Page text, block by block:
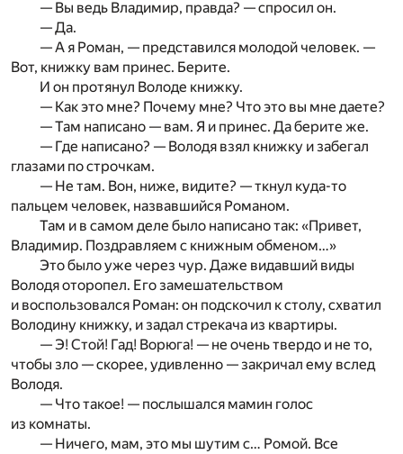
— Вы ведь Владимир, правда? — спросил он.
— Да.
— А я Роман, — представился молодой человек. —
Вот, книжку вам принес. Берите.
И он протянул Володе книжку.
— Как это мне? Почему мне? Что это вы мне даете?
— Там написано — вам. Я и принес. Да берите же.
— Где написано? — Володя взял книжку и забегал
глазами по строчкам.
— Не там. Вон, ниже, видите? — ткнул куда-то
пальцем человек, назвавшийся Романом.
Там и в самом деле было написано так: «Привет,
Владимир. Поздравляем с книжным обменом…»
Это было уже через чур. Даже видавший виды
Володя оторопел. Его замешательством
и воспользовался Роман: он подскочил к столу, схватил
Володину книжку, и задал стрекача из квартиры.
— Э! Стой! Гад! Ворюга! — не очень твердо и не то,
чтобы зло — скорее, удивленно — закричал ему вслед
Володя.
— Что такое! — послышался мамин голос
из комнаты.
— Ничего, мам, это мы шутим с… Ромой. Все